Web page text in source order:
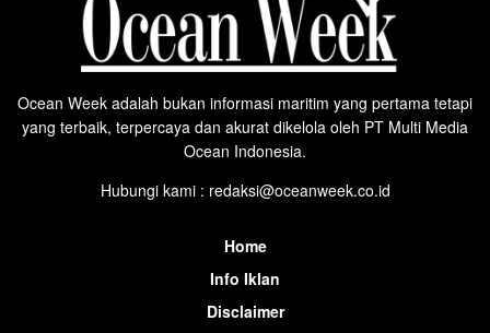
Ocean Week adalah bukan informasi maritim yang pertama tetapi
yang terbaik, terpercaya dan akurat dikelola oleh PT Multi Media
Ocean Indonesia.
Hubungi kami : redaksi@oceanweek.co.id
Home
Info Iklan
Disclaimer